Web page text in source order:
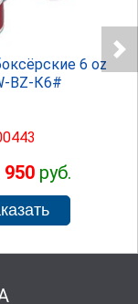
6 oz
BZ-К6#
950руб.